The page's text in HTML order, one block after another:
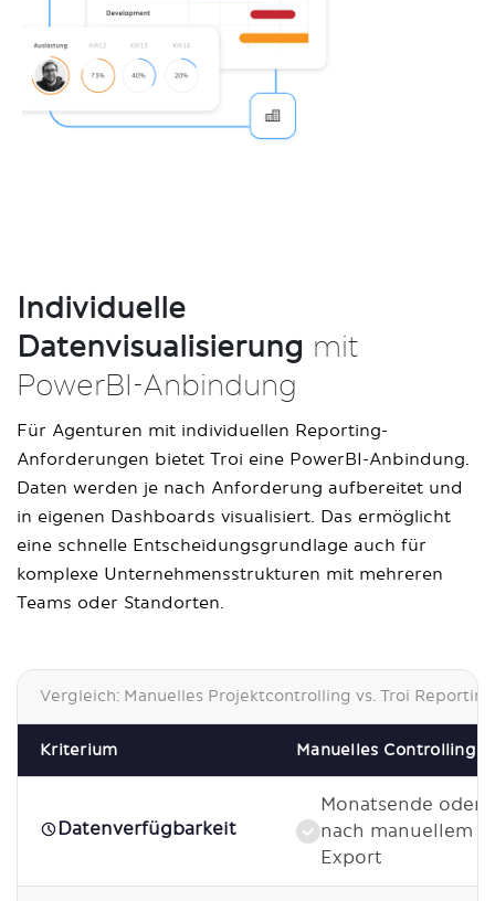
Individuelle
Datenvisualisierung mit
PowerBI-Anbindung
Für Agenturen mit individuellen Reporting-
Anforderungen bietet Troi eine PowerBI-Anbindung.
Daten werden je nach Anforderung aufbereitet und
in eigenen Dashboards visualisiert. Das ermöglicht
eine schnelle Entscheidungsgrundlage auch für
komplexe Unternehmensstrukturen mit mehreren
Teams oder Standorten.
Vergleich: Manuelles Projektcontrolling vs. Troi
Kriterium Manuelles Controlling
Datenverfügbarkeit
Monatsende oder
nach manuellem
Export